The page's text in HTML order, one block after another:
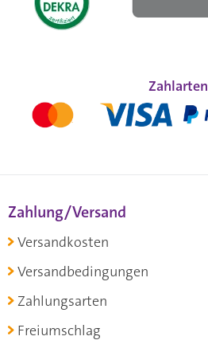
Zahlarten
Zahlung/Versand
Versandkosten
Versandbedingungen
Zahlungsarten
Freiumschlag